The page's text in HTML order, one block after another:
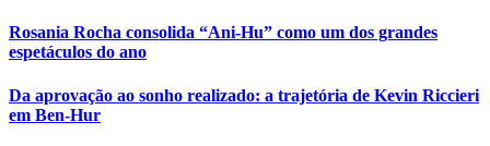
Rosania Rocha consolida “Ani-Hu” como um dos grandes
espetáculos do ano
Da aprovação ao sonho realizado: a trajetória de Kevin Riccieri
em Ben-Hur